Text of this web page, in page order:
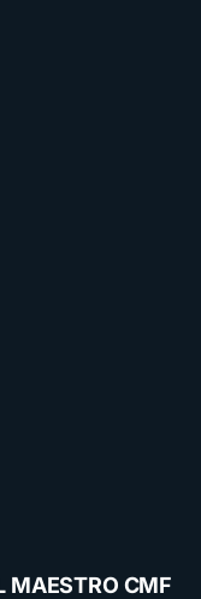
MAESTRO CMF